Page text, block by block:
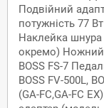
Подвійний
потужність 77
Наклейка шнура
окремо) Ножний
BOSS FS-7
BOSS FV-500L,
(GA-FC,GA-FC